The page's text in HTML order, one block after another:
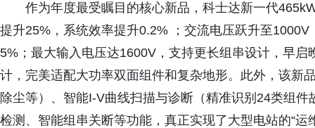
作为年度最受瞩目的核心新品，科士达新一代
提升25%，系统效率提升0.2% ；交流电压跃升至
5%；最大输入电压达1600V，支持更长组串设计，早
计，完美适配大功率双面组件和复杂地形。此外，该新
除尘等）、智能I-V曲线扫描与诊断（精准识别24类组
检测、智能组串关断等功能，真正实现了大型电站的“运